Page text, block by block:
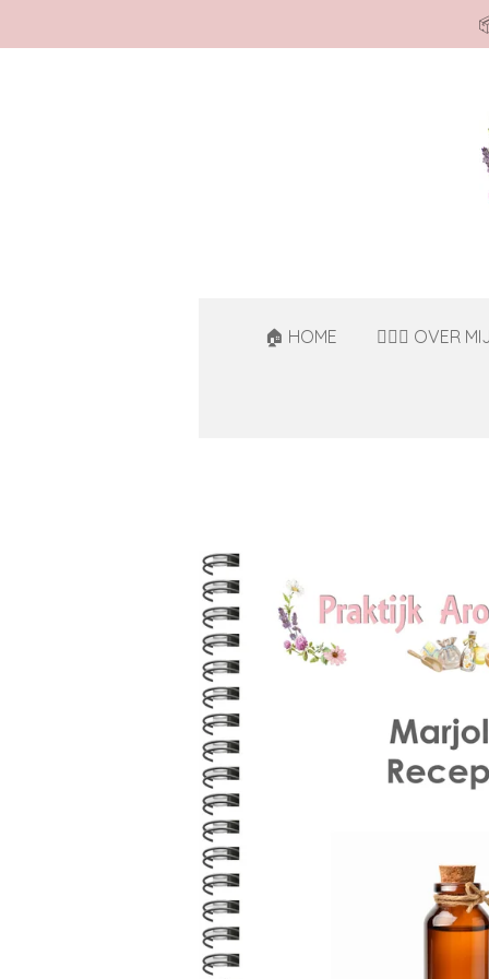
🏠 HOME 🙋🏻‍♀️ OVER MIJ